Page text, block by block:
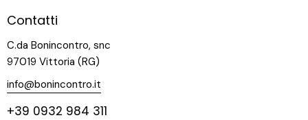
Contatti
C.da Bonincontro, snc
97019 Vittoria (RG)
info@bonincontro.it
+39 0932 984 311